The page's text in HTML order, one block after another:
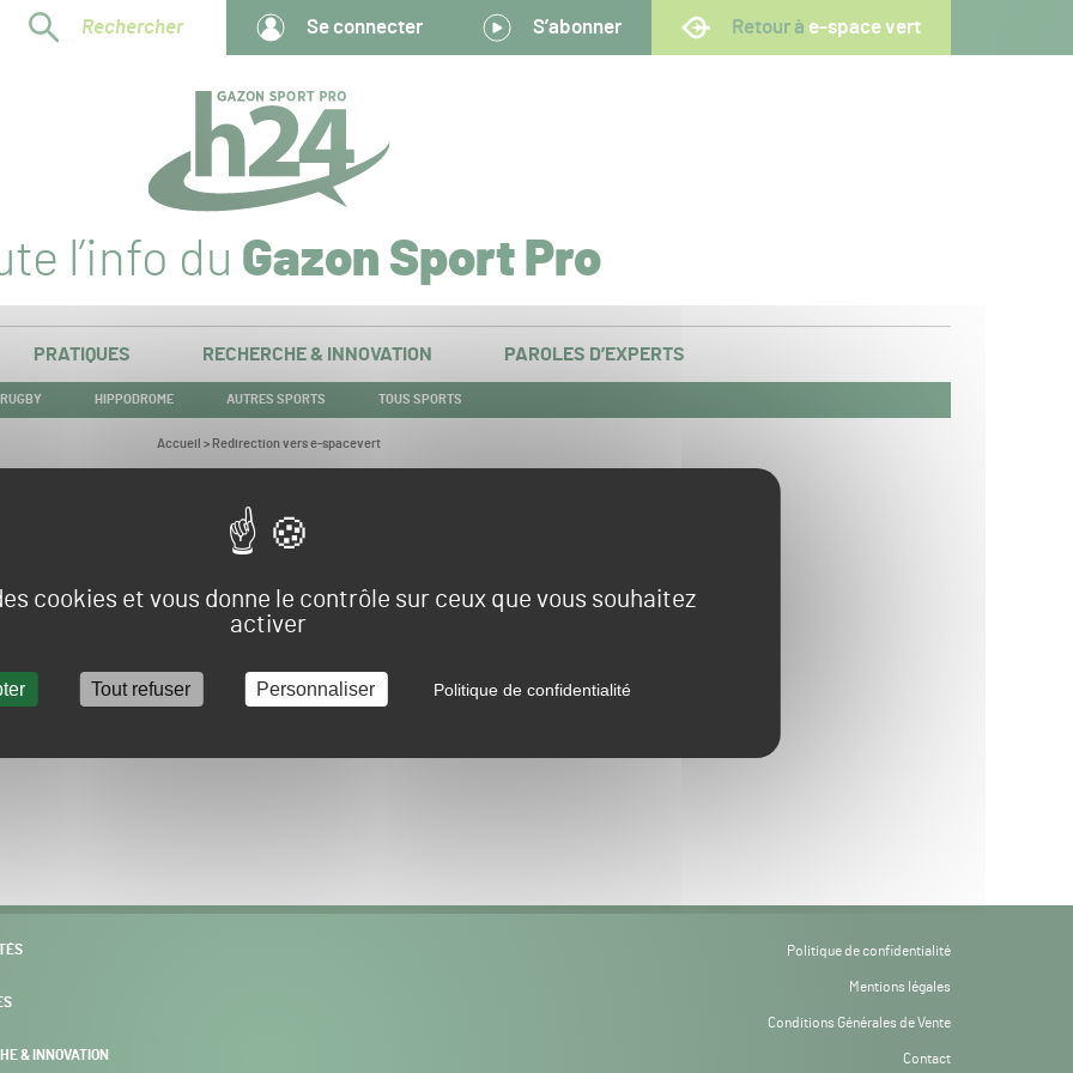
cookies et vous donne le contrôle sur ceux que vous souhaitez
activer
Tout refuser Personnaliser Politique de confidentialité
Rechercher Se connecter S’abonner Retour à e-space vert
l’info du Gazon Sport Pro
PRATIQUES RECHERCHE & INNOVATION PAROLES D’EXPERTS
RUGBY HIPPODROME AUTRES SPORTS TOUS SPORTS
Vous
Accueil > Redirection vers e-spacevert
Redirection vers e-spacevert
POURSUIVRE VERS E-SPACEVERT BY SALONVERT
& INNOVATION
Politique de confidentialité
Mentions légales
Conditions Générales de Vente
Contact